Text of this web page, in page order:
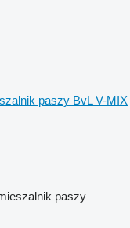
paszy BvL V-MIX
paszy